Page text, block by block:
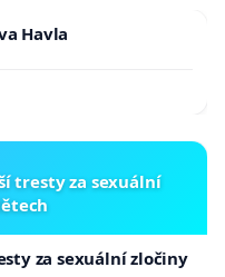
Havla
tresty za sexuální
za sexuální zločiny